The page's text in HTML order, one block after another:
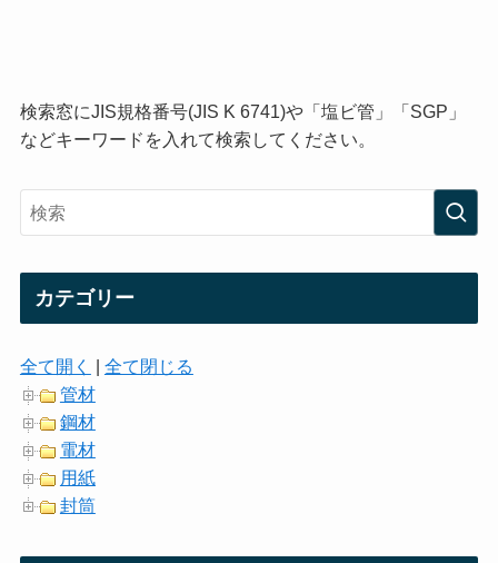
検索窓にJIS規格番号(JIS K 6741)や「塩ビ管」「SGP」
などキーワードを入れて検索してください。
カテゴリー
全て開く
全て閉じる
管材
鋼材
電材
用紙
封筒